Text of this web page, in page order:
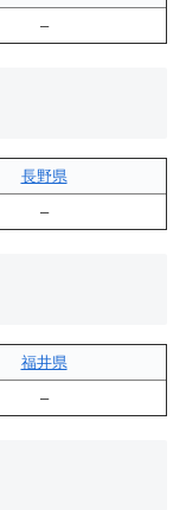
–
長野県
–
福井県
–